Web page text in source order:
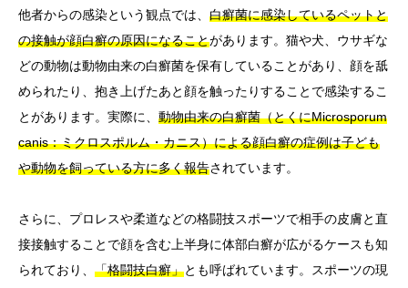
他者からの感染という観点では、 白癬菌に感染しているペットと
の接触が顔白癬の原因になることがあります。猫や犬、ウサギな
どの動物は動物由来の白癬菌を保有していることがあり、顔を舐
められたり、抱き上げたあと顔を触ったりすることで感染するこ
とがあります。実際に、 動物由来の白癬菌（とくにMicrosporum
canis：ミクロスポルム・カニス）による顔白癬の症例は子ども
や動物を飼っている方に多く報告されています。
さらに、プロレスや柔道などの格闘技スポーツで相手の皮膚と直
接接触することで顔を含む上半身に体部白癬が広がるケースも知
られており、 「格闘技白癬」とも呼ばれています。スポーツの現